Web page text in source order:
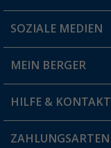
Du hast eine Frage?
Filiale finden
SOZIALE MEDIEN
MEIN BERGER
Vorteilskarte
Blog
HILFE & KONTAKT
FAQ & Kontakt
ZAHLUNGSARTEN